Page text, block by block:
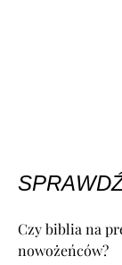
Czy biblia na
nowożeńców?